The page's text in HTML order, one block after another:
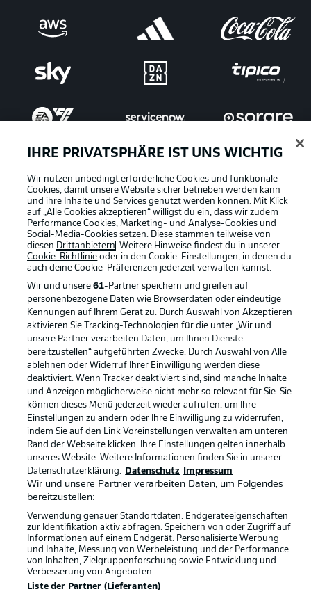
Rechtliche Hinweise Voreinstellungen verwalten
Datenschutz Nutzungsbedingungen
Kontakt Jobs
Impressum Partner
Spieler Liveticker
AGB
© 2026 Bundesliga-Gruppe GmbH
Sprachauswahl
Deutsch
Anzeige Modus
IHRE PRIVATSPHÄRE IST UNS WICHTIG
Wir nutzen unbedingt erforderliche Cookies und funktionale
Cookies, damit unsere Website sicher betrieben werden kann
und ihre Inhalte und Services genutzt werden können. Mit Klick
auf „Alle Cookies akzeptieren“ willigst du ein, dass wir zudem
Performance Cookies, Marketing- und Analyse-Cookies und
Social-Media-Cookies setzen. Diese stammen teilweise von
diesen Drittanbietern. Weitere Hinweise findest du in unserer
Cookie-Richtlinie oder in den Cookie-Einstellungen, in denen du
auch deine Cookie-Präferenzen jederzeit verwalten kannst.
Wir und unsere61-Partner speichern und greifen auf
personenbezogene Daten wie Browserdaten oder eindeutige
Kennungen auf Ihrem Gerät zu. Durch Auswahl von Akzeptieren
aktivieren Sie Tracking-Technologien für die unter „Wir und
unsere Partner verarbeiten Daten, um Ihnen Dienste
bereitzustellen“ aufgeführten Zwecke. Durch Auswahl von Alle
ablehnen oder Widerruf Ihrer Einwilligung werden diese
deaktiviert. Wenn Tracker deaktiviert sind, sind manche Inhalte
und Anzeigen möglicherweise nicht mehr so relevant für Sie. Sie
können dieses Menü jederzeit wieder aufrufen, um Ihre
Einstellungen zu ändern oder Ihre Einwilligung zu widerrufen,
indem Sie auf den Link Voreinstellungen verwalten am unteren
Rand der Webseite klicken. Ihre Einstellungen gelten innerhalb
unseres Website. Weitere Informationen finden Sie in unserer
Datenschutzerklärung.
Datenschutz Impressum
Wir und unsere Partner verarbeiten Daten, um Folgendes
bereitzustellen:
Verwendung genauer Standortdaten. Endgeräteeigenschaften
zur Identifikation aktiv abfragen. Speichern von oder Zugriff auf
Informationen auf einem Endgerät. Personalisierte Werbung
und Inhalte, Messung von Werbeleistung und der Performance
von Inhalten, Zielgruppenforschung sowie Entwicklung und
Verbesserung von Angeboten.
Liste der Partner (Lieferanten)